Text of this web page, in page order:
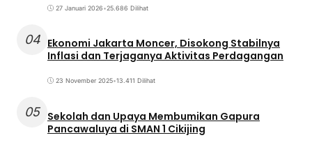
27 Januari 2026•25.686 Dilihat
04 Ekonomi Jakarta Moncer, Disokong Stabilnya
Inflasi dan Terjaganya Aktivitas Perdagangan
23 November 2025•13.411 Dilihat
05 Sekolah dan Upaya Membumikan Gapura
Pancawaluya di SMAN 1 Cikijing